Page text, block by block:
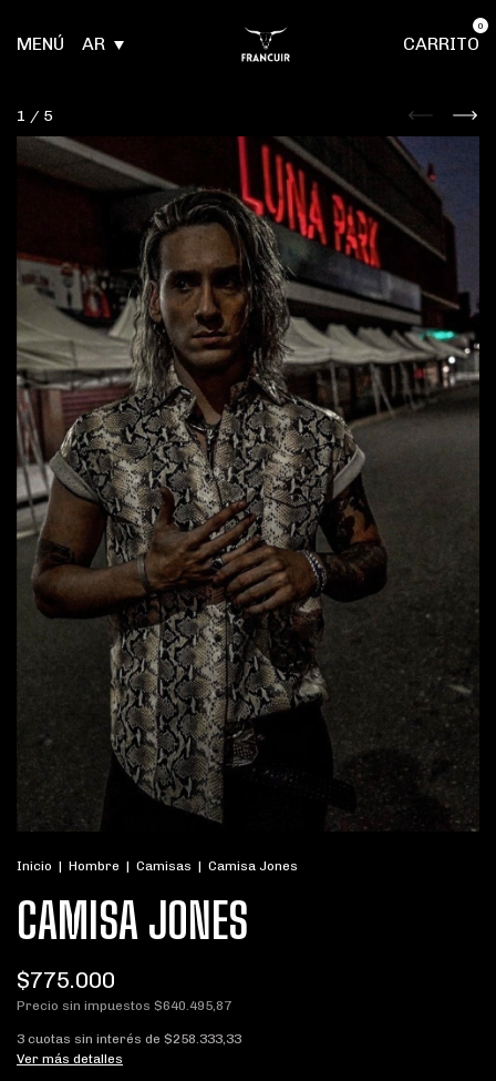
MENÚ AR CARRITO
0
1 / 5
Inicio | Hombre | Camisas | Camisa Jones
CAMISA JONES
$775.000
Precio sin impuestos $640.495,87
3 cuotas sin interés de $258.333,33
Ver más detalles